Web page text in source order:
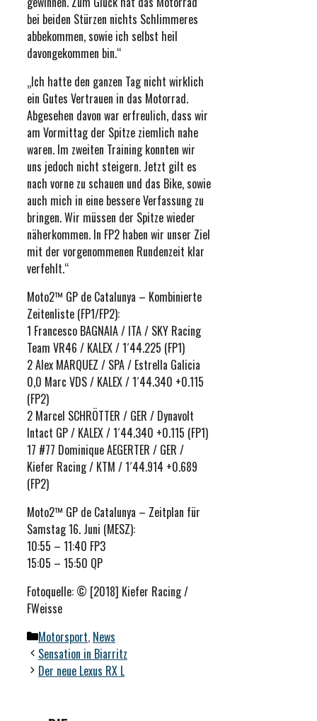
bei beiden Stürzen nichts Schlimmeres
abbekommen, sowie ich selbst heil
davongekommen bin.“
„Ich hatte den ganzen Tag nicht wirklich
ein Gutes Vertrauen in das Motorrad.
Abgesehen davon war erfreulich, dass wir
am Vormittag der Spitze ziemlich nahe
waren. Im zweiten Training konnten wir
uns jedoch nicht steigern. Jetzt gilt es
nach vorne zu schauen und das Bike, sowie
auch mich in eine bessere Verfassung zu
bringen. Wir müssen der Spitze wieder
näherkommen. In FP2 haben wir unser Ziel
mit der vorgenommenen Rundenzeit klar
verfehlt.“
Moto2™ GP de Catalunya – Kombinierte
Zeitenliste (FP1/FP2):
1 Francesco BAGNAIA / ITA / SKY Racing
Team VR46 / KALEX / 1´44.225 (FP1)
2 Alex MARQUEZ / SPA / Estrella Galicia
0,0 Marc VDS / KALEX / 1´44.340 +0.115
(FP2)
2 Marcel SCHRÖTTER / GER / Dynavolt
Intact GP / KALEX / 1´44.340 +0.115 (FP1)
17 #77 Dominique AEGERTER / GER /
Kiefer Racing / KTM / 1´44.914 +0.689
(FP2)
Moto2™ GP de Catalunya – Zeitplan für
Samstag 16. Juni (MESZ):
10:55 – 11:40 FP3
15:05 – 15:50 QP
Fotoquelle: © [2018] Kiefer Racing /
FWeisse
Kategorien
Motorsport, News
Sensation in Biarritz
Der neue Lexus RX L